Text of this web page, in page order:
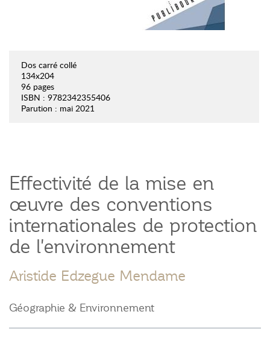
Dos carré collé
134x204
96 pages
ISBN : 9782342355406
Parution : mai 2021
Effectivité de la mise en
œuvre des conventions
internationales de protection
de l'environnement
Aristide Edzegue Mendame
Géographie & Environnement